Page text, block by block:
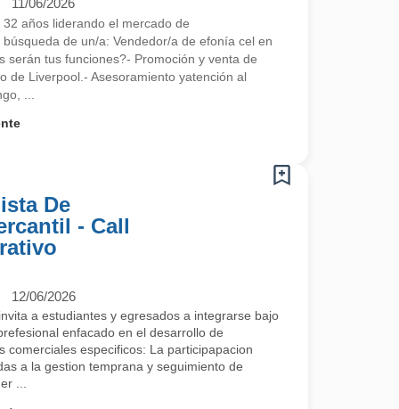
11/06/2026
años liderando el mercado de
de un/a: Vendedor/a de efonía cel en
serán tus funciones?- Promoción y venta de
de Liverpool.- Asesoramiento yatención al
...
De
- Call
12/06/2026
a estudiantes y egresados a integrarse bajo
enfacado en el desarrollo de
comerciales especificos: La participapacion
a la gestion temprana y seguimiento de
...